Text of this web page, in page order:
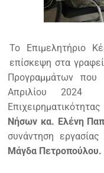
Το Επιμελητήριο
επίσκεψη στα
Προγραμμάτων που
Απριλίου 2024
Νήσων κα. Ελένη
συνάντηση
Μάγδα Πετροπούλου.